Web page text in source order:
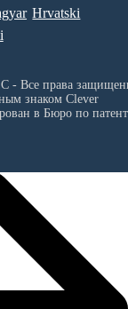
Hrvatski
- Все права
знаком Clever
в Бюро по